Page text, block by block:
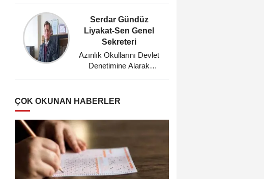
Serdar Gündüz
Liyakat-Sen Genel
Sekreteri
Azınlık Okullarını Devlet
Denetimine Alarak
Mustafa Kemal Atatürk'e
ÇOK OKUNAN HABERLER